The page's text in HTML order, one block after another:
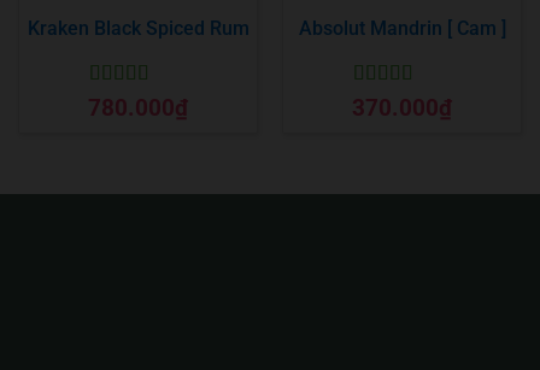
Kraken Black Spiced Rum
Được xếp
hạng55 sao
780.000₫
Absolut Mandrin [ Cam ]
Được xếp
hạng55 sao
370.000₫